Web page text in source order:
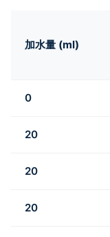
加水量 (ml)
0
20
20
20